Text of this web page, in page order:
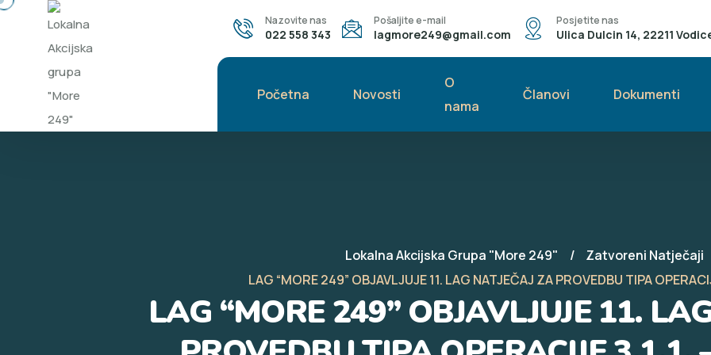
Nazovite nas
022 558 343
Pošaljite e-mail
lagmore249@gmail.com
Posjetite nas
Ulica Dulcin 14, 22211
Početna Novosti
O
nama
Članovi Dokumenti
Lokalna Akcijska Grupa "More 249"
Zatvoreni Natječaji
LAG “MORE 249” OBJAVLJUJE 11. LAG NATJEČAJ ZA PROVEDBU TIPA
LAG “MORE 249” OBJAVLJUJE 11.